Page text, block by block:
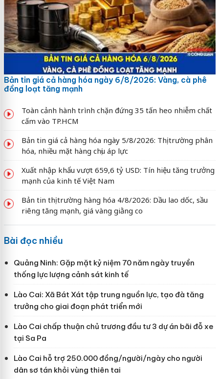
Bản tin giá cả hàng hóa ngày 6/8/2026: Vàng, cà phê
đồng loạt tăng mạnh
Toàn cảnh hành trình chặn đứng 35 tấn heo nhiễm chất
cấm vào TP.HCM
Bản tin giá cả hàng hóa ngày 5/8/2026: Thị trường phân
hóa, nhiều mặt hàng chịu áp lực
Xuất nhập khẩu vượt 659,6 tỷ USD: Tín hiệu tăng trưởng
mạnh của kinh tế Việt Nam
Bản tin thị trường hàng hóa 4/8/2026: Dầu lao dốc, sầu
riêng tăng mạnh, giá vàng giằng co
Bài đọc nhiều
Quảng Ninh: Gặp mặt kỷ niệm 70 năm ngày truyền
thống lực lượng cảnh sát kinh tế
Lào Cai: Xã Bát Xát tập trung nguồn lực, tạo đà tăng
trưởng cho giai đoạn phát triển mới
Lào Cai chấp thuận chủ trương đầu tư 3 dự án bãi đỗ xe
tại Sa Pa
Lào Cai hỗ trợ 250.000 đồng/người/ngày cho người
dân sơ tán khỏi vùng thiên tai